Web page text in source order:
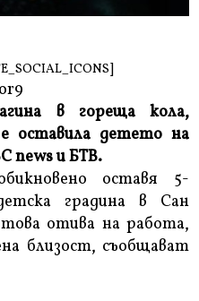
в гореща кола,
оставила детето на
news и БТВ.
оставя 5-
градина в Сан
отива на работа,
близост, съобщават